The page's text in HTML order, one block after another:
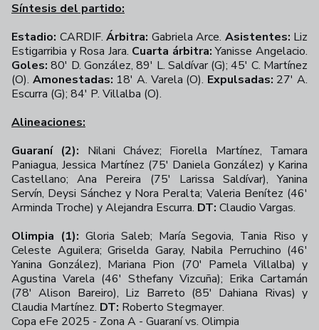
Síntesis del partido:
Estadio: CARDIF. Árbitra: Gabriela Arce. Asistentes: Liz
Estigarribia y Rosa Jara. Cuarta árbitra:Yanisse Angelacio.
Goles:80' D. González, 89' L. Saldívar (G); 45' C. Martínez
(O). Amonestadas: 18' A. Varela (O). Expulsadas: 27' A.
Escurra (G); 84' P. Villalba (O).
Alineaciones:
Guaraní (2): Nilani Chávez; Fiorella Martínez, Tamara
Paniagua, Jessica Martínez (75' Daniela González) y Karina
Castellano; Ana Pereira (75' Larissa Saldívar), Yanina
Servín, Deysi Sánchez y Nora Peralta; Valeria Benítez (46'
Arminda Troche) y Alejandra Escurra. DT: Claudio Vargas.
Olimpia (1): Gloria Saleb; María Segovia, Tania Riso y
Celeste Aguilera; Griselda Garay, Nabila Perruchino (46'
Yanina González), Mariana Pion (70' Pamela Villalba) y
Agustina Varela (46' Sthefany Vizcuña); Erika Cartamán
(78' Alison Bareiro), Liz Barreto (85' Dahiana Rivas) y
Claudia Martínez. DT: Roberto Stegmayer.
Copa eFe 2025 - Zona A - Guaraní vs. Olimpia